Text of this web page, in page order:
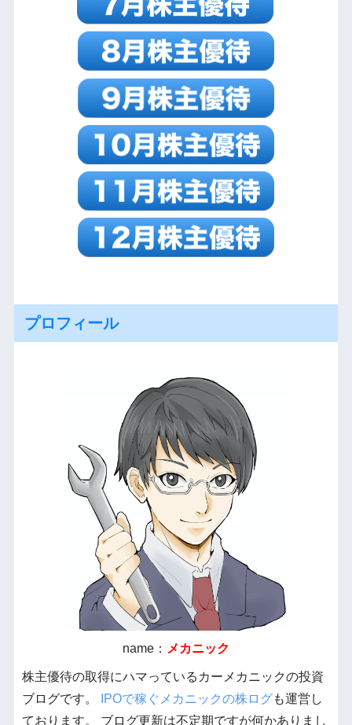
プロフィール
name： メカニック
株主優待の取得にハマっているカーメカニックの投資
ブログです。 IPOで稼ぐメカニックの株ログも運営し
ております。 ブログ更新は不定期ですが何かありまし